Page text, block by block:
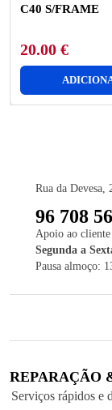
C40 S/FRAME
20.00 €
Rua da Devesa,
96 708
Apoio ao cliente
Segunda a
Pausa almoço:
REPARAÇÃO
Serviços rápidos e